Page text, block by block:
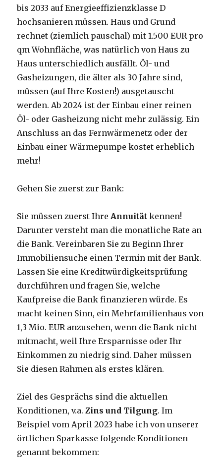
bis 2033 auf Energieeffizienzklasse D
hochsanieren müssen. Haus und Grund
rechnet (ziemlich pauschal) mit 1.500 EUR pro
qm Wohnfläche, was natürlich von Haus zu
Haus unterschiedlich ausfällt. Öl- und
Gasheizungen, die älter als 30 Jahre sind,
müssen (auf Ihre Kosten!) ausgetauscht
werden. Ab 2024 ist der Einbau einer reinen
Öl- oder Gasheizung nicht mehr zulässig. Ein
Anschluss an das Fernwärmenetz oder der
Einbau einer Wärmepumpe kostet erheblich
mehr!
Gehen Sie zuerst zur Bank:
Sie müssen zuerst IhreAnnuität kennen!
Darunter versteht man die monatliche Rate an
die Bank. Vereinbaren Sie zu Beginn Ihrer
Immobiliensuche einen Termin mit der Bank.
Lassen Sie eine Kreditwürdigkeitsprüfung
durchführen und fragen Sie, welche
Kaufpreise die Bank finanzieren würde. Es
macht keinen Sinn, ein Mehrfamilienhaus von
1,3 Mio. EUR anzusehen, wenn die Bank nicht
mitmacht, weil Ihre Ersparnisse oder Ihr
Einkommen zu niedrig sind. Daher müssen
Sie diesen Rahmen als erstes klären.
Ziel des Gesprächs sind die aktuellen
Konditionen, v.a.Zins und Tilgung. Im
Beispiel vom April 2023 habe ich von unserer
örtlichen Sparkasse folgende Konditionen
genannt bekommen: